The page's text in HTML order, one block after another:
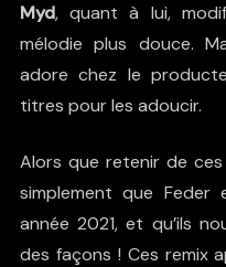
Myd, quant à lui,
mélodie plus douce.
adore chez le
titres pour les adoucir.
Alors que retenir de
simplement que
année 2021, et qu’ils
des façons ! Ces remix